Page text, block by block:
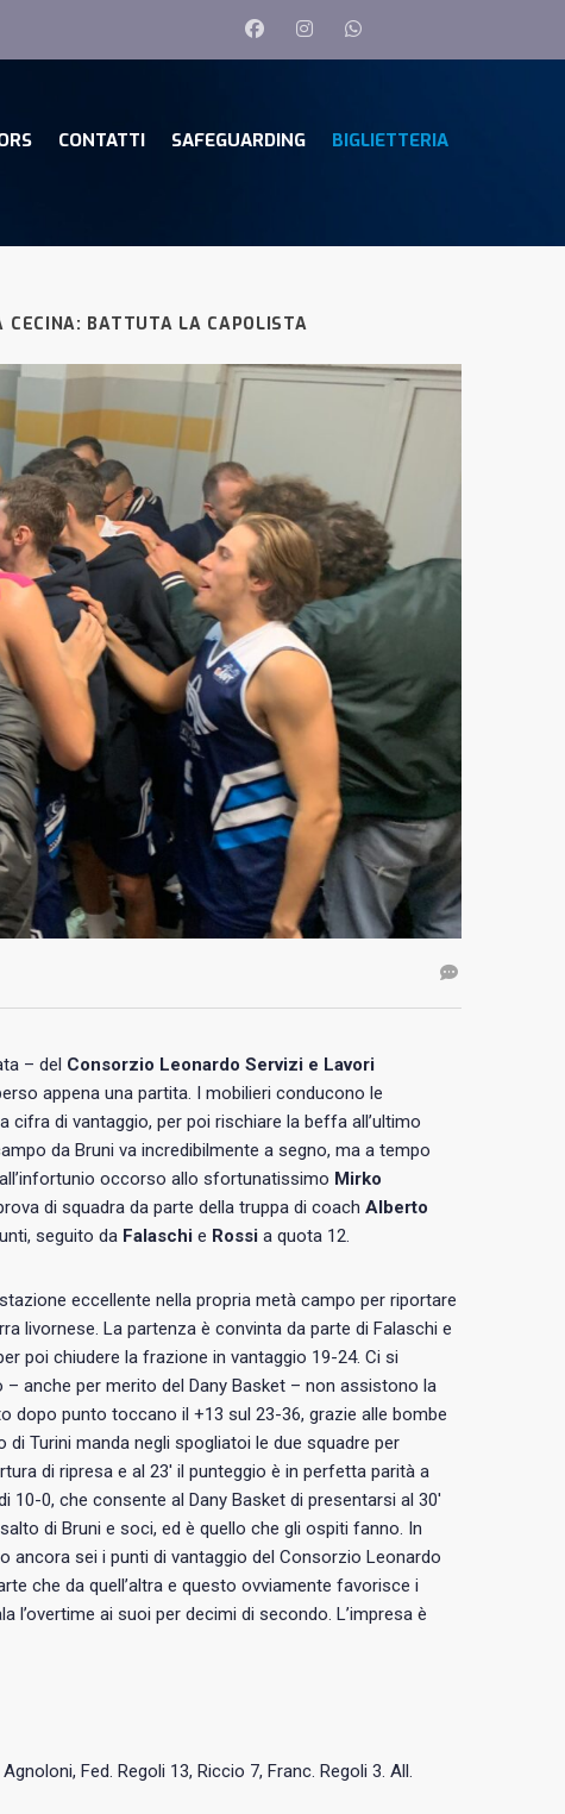
CONTATTI SAFEGUARDING BIGLIETTERIA
CECINA: BATTUTA LA CAPOLISTA
– del Consorzio Leonardo Servizi e Lavori
appena una partita. I mobilieri conducono le
cifra di vantaggio, per poi rischiare la beffa all’ultimo
da Bruni va incredibilmente a segno, ma a tempo
occorso allo sfortunatissimo Mirko
di squadra da parte della truppa di coach Alberto
seguito da Falaschi e Rossi a quota 12.
eccellente nella propria metà campo per riportare
livornese. La partenza è convinta da parte di Falaschi e
poi chiudere la frazione in vantaggio 19-24. Ci si
anche per merito del Dany Basket – non assistono la
dopo punto toccano il +13 sul 23-36, grazie alle bombe
Turini manda negli spogliatoi le due squadre per
di ripresa e al 23′ il punteggio è in perfetta parità a
0, che consente al Dany Basket di presentarsi al 30′
di Bruni e soci, ed è quello che gli ospiti fanno. In
ancora sei i punti di vantaggio del Consorzio Leonardo
che da quell’altra e questo ovviamente favorisce i
ai suoi per decimi di secondo. L’impresa è
Fed. Regoli 13, Riccio 7, Franc. Regoli 3. All.